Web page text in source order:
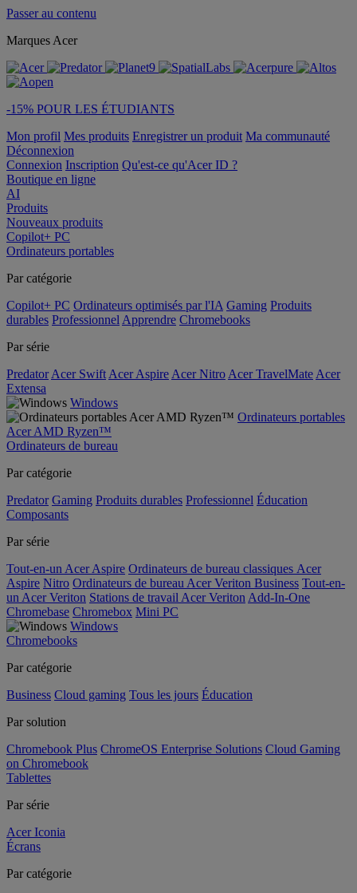
Passer au contenu
Marques Acer
-15% POUR LES ÉTUDIANTS
Mon profil Mes produits Enregistrer un produit Ma communauté
Déconnexion
Connexion Inscription Qu'est-ce qu'Acer ID ?
Boutique en ligne
AI
Produits
Nouveaux produits
Copilot+ PC
Ordinateurs portables
Par catégorie
Copilot+ PC Ordinateurs optimisés par l'IA Gaming Produits
durables Professionnel Apprendre Chromebooks
Par série
Predator Acer Swift Acer Aspire Acer Nitro Acer TravelMate Acer
Extensa
Windows
Ordinateurs portables
Acer AMD Ryzen™
Ordinateurs de bureau
Par catégorie
Predator Gaming Produits durables Professionnel Éducation
Composants
Par série
Tout-en-un Acer Aspire Ordinateurs de bureau classiques Acer
Aspire Nitro Ordinateurs de bureau Acer Veriton Business Tout-en-
un Acer Veriton Stations de travail Acer Veriton Add-In-One
Chromebase Chromebox Mini PC
Windows
Chromebooks
Par catégorie
Business Cloud gaming Tous les jours Éducation
Par solution
Chromebook Plus ChromeOS Enterprise Solutions Cloud Gaming
on Chromebook
Tablettes
Par série
Acer Iconia
Écrans
Par catégorie